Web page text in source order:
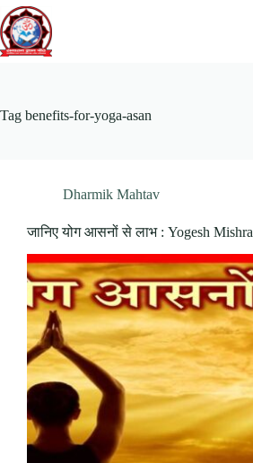
Skip
to
content
Tag benefits-for-yoga-asan
Dharmik Mahtav
जानिए योग आसनों से लाभ : Yogesh Mishra